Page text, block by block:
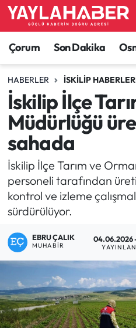
Çorum Son Dakika
HABERLER İSKILIP
İskilip İlçe
Müdürlüğü
sahada
İskilip İlçe Tarım ve
personeli tarafından
kontrol ve izleme
sürdürülüyor.
EBRU ÇALIK
MUHABIR
04.06.2026
Alaca Haberleri
Bayat Haberleri
Bilgi - Keşfet Haberleri
Bilim ve Teknoloji
Boğazkale Haberleri
Çorum Haberleri
Eğitim
Ekonomi
Çorum Nöbetçi
Çorum Hava Durumu
Çorum Namaz
Çorum Trafik
TFF 1.Lig Puan
Tüm Manşetler